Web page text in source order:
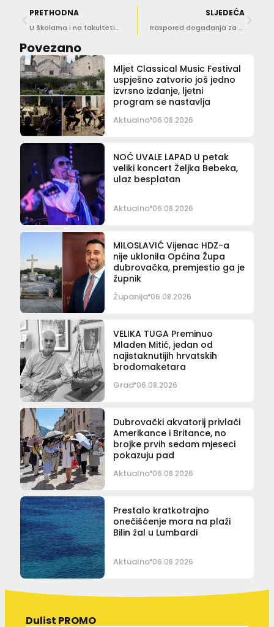
PRETHODNA
U školama i na fakultetima u tijeku je štrajk upozorenja
SLJEDEĆA
Raspored događanja za svetkovinu sv. Josipa
Povezano
Mljet Classical Music Festival
uspješno zatvorio još jedno
izvrsno izdanje, ljetni
program se nastavlja
Aktualno 06.08.2026
NOĆ UVALE LAPAD U petak
veliki koncert Željka Bebeka,
ulaz besplatan
Aktualno 06.08.2026
MILOSLAVIĆ Vijenac HDZ-a
nije uklonila Općina Župa
dubrovačka, premjestio ga je
župnik
Županija 06.08.2026
VELIKA TUGA Preminuo
Mladen Mitić, jedan od
najistaknutijih hrvatskih
brodomaketara
Grad 06.08.2026
Dubrovački akvatorij privlači
Amerikance i Britance, no
brojke prvih sedam mjeseci
pokazuju pad
Aktualno 06.08.2026
Prestalo kratkotrajno
onečišćenje mora na plaži
Bilin žal u Lumbardi
Aktualno 06.08.2026
Dulist PROMO